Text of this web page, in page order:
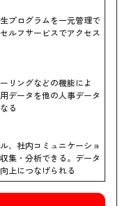
プログラムを一元管理で
ルフサービスでアクセス
リングなどの機能によ
データを他の人事データ
る
、社内コミュニケーショ
集・分析できる。データ
上につなげられる